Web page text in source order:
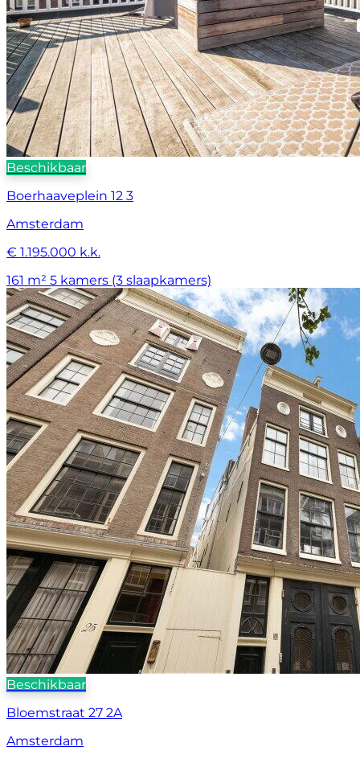
Beschikbaar
Boerhaaveplein 12 3
Amsterdam
€ 1.195.000 k.k.
161 m² 5 kamers (3 slaapkamers)
Beschikbaar
Bloemstraat 27 2A
Amsterdam